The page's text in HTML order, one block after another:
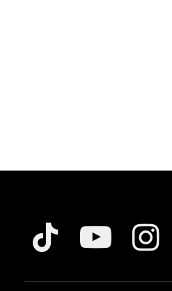
الانستغرام يوتيوب تيكتوك